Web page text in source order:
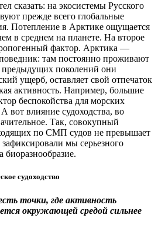
сказать: на экосистемы Русского
прежде всего глобальные
Потепление в Арктике ощущается
в среднем на планете. На второе
фактор. Арктика —
там постоянно проживают
поколений они
ущерб, оставляет свой отпечаток
активность. Например, большие
беспокойства для морских
влияние судоходства, во
Так, совокупный
по СМП судов не превышает
мы серьезного
биоразнообразие.
судоходство
точки, где активность
окружающей средой сильнее